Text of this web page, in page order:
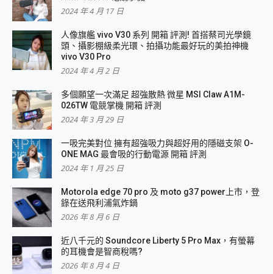
2024 年 4 月 17 日
人像旗艦 vivo V30 系列 開箱 評測! 首搭蔡司光學鏡
頭、攝影棚級柔光環、拍攝功能最好玩的美拍神機
vivo V30 Pro
2024 年 4 月 2 日
多個願望一次滿足 超強散熱 微星 MSI Claw A1M-
026TW 電競掌機 開箱 評測
2024 年 3 月 29 日
一吸完美對位 擁有超強吸力與超好用的隱磁支架 O-
ONE MAG 最會吸的行動電源 開箱 評測
2024 年 1 月 25 日
Motorola edge 70 pro 及 moto g37 power上市，登
錄在送飛利浦氣炸鍋
2026 年 8 月 6 日
近八千元的 Soundcore Liberty 5 Pro Max，有螢幕
的耳機會是智商稅嗎?
2026 年 8 月 4 日